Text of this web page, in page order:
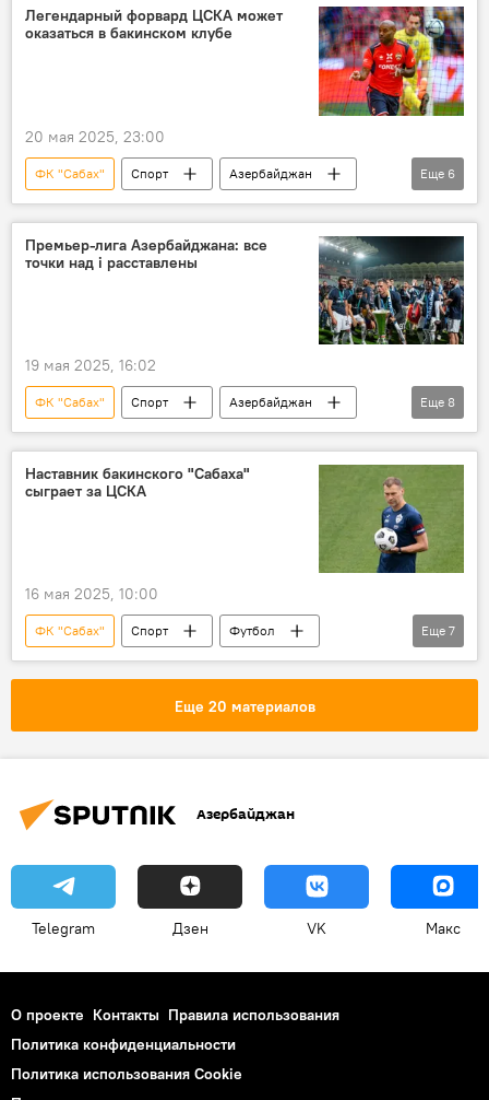
ФК "Зиря"
премьер-лига
ФК "Карабах"
Легендарный форвард ЦСКА может
оказаться в бакинском клубе
20 мая 2025, 23:00
ФК "Сабах" Спорт
Азербайджан
Россия
Центральный спортивный клуб армии (ЦСКА)
российский тренер Василий Березуцкий
Еще 6
Премьер-лига Азербайджана: все
точки над i расставлены
19 мая 2025, 16:02
ФК "Сабах" Спорт
Азербайджан
Футбол
премьер-лига
еврокубковый сезон
ФК "Карабах"
ФК "Туран-Товуз"
Еще 8
Наставник бакинского "Сабаха"
сыграет за ЦСКА
16 мая 2025, 10:00
ФК "Сабах" Спорт
Футбол
Азербайджан
Россия
Москва
Центральный спортивный клуб армии (ЦСКА)
УЕФА
премьер-лига
Еще 7
Еще 20 материалов
Азербайджан
Telegram Дзен VK Макс
О проекте Контакты Правила использования
Политика конфиденциальности
Политика использования Cookie